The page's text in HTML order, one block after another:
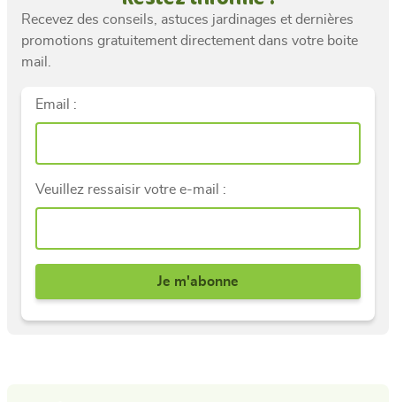
Recevez des conseils, astuces jardinages et dernières
promotions gratuitement directement dans votre boite
mail.
Email :
Veuillez ressaisir votre e-mail :